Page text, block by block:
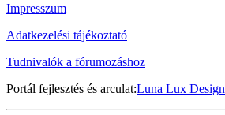
Impresszum
Adatkezelési tájékoztató
Tudnivalók a fórumozáshoz
Portál fejlesztés és arculat:Luna Lux Design